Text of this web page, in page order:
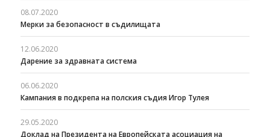
08.07.2020
Мерки за безопасност в съдилищата
12.06.2020
Дарение за здравната система
06.06.2020
Кампания в подкрепа на полския съдия Игор Тулея
29.05.2020
Доклад на Президента на Европейската асоциация на